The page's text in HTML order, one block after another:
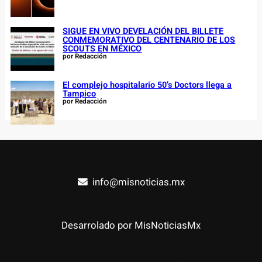
SIGUE EN VIVO DEVELACIÓN DEL BILLETE
CONMEMORATIVO DEL CENTENARIO DE LOS
SCOUTS EN MÉXICO
por Redacción
El complejo hospitalario 50’s Doctors llega a
Tampico
por Redacción
info@misnoticias.mx
Desarrolado por MisNoticiasMx